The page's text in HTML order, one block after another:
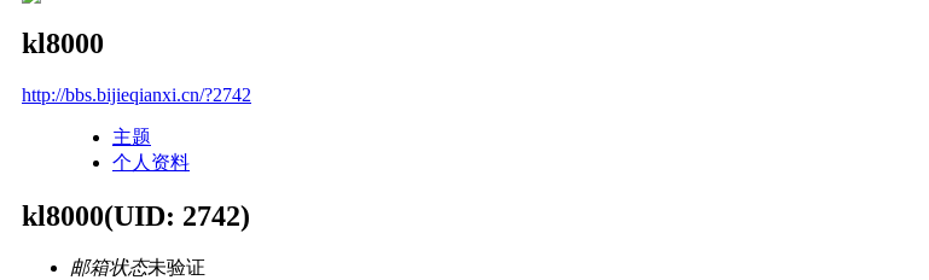
kl8000
http://bbs.bijieqianxi.cn/?2742
主题
个人资料
kl8000(UID: 2742)
邮箱状态未验证